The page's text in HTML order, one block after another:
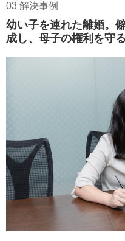
03 解決事例
幼い子を連れた離婚。
成し、母子の権利を守る